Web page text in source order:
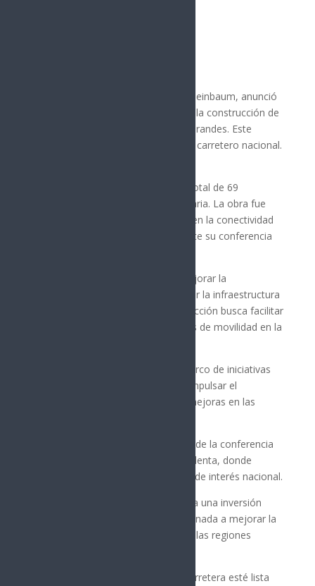
La presidenta de México, Claudia Sheinbaum, anunció
que en 2025 comenzará y finalizará la construcción de
la carretera Bavispe-Nuevo Casas Grandes. Este
proyecto forma parte del programa carretero nacional.
La carretera tendrá una extensión total de 69
kilómetros, según indicó la mandataria. La obra fue
priorizada debido a su importancia en la conectividad
del país, explicó la presidenta durante su conferencia
«Esta carretera es esencial para mejorar la
conectividad en la región y fortalecer la infraestructura
vial», señaló Sheinbaum. La construcción busca facilitar
el tránsito y mejorar las condiciones de movilidad en la
El proyecto se desarrollará en el marco de iniciativas
de infraestructura vial que buscan impulsar el
desarrollo económico a través de mejoras en las
El anuncio se realizó en el contexto de la conferencia
de prensa diaria que ofrece la presidenta, donde
también se abordaron otros temas de interés nacional.
La obra de 69 kilómetros representa una inversión
significativa en infraestructura, destinada a mejorar la
calidad de vida de los habitantes de las regiones
El gobierno federal espera que la carretera esté lista